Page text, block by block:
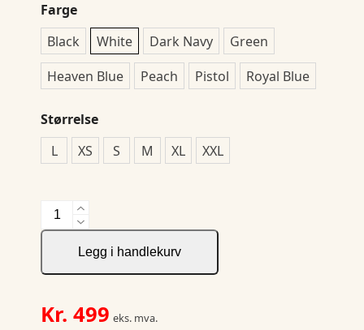
Farge
Black
White Dark Navy
Green
Heaven Blue
Peach Pistol Royal Blue
Størrelse
L
XS S M XL XXL
Oceanside
Stretch
Ladies
Legg i handlekurv
Kr. 499 eks. mva.